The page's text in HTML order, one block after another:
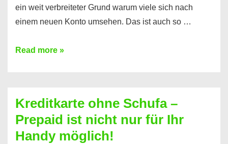
ein weit verbreiteter Grund warum viele sich nach
einem neuen Konto umsehen. Das ist auch so …
Konto
Neueröffnung
trotz
Schufaeintrag
Read more »
Kreditkarte ohne Schufa –
Prepaid ist nicht nur für Ihr
Handy möglich!